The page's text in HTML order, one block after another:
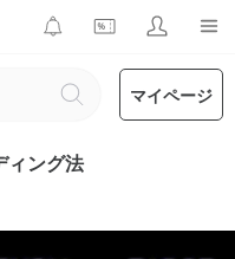
マイページ
ィング法